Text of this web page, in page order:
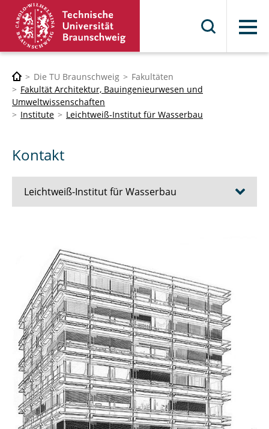
Menü
Die TU Braunschweig
Fakultäten
Fakultät Architektur, Bauingenieurwesen und
Umweltwissenschaften
Institute
Leichtweiß-Institut für Wasserbau
Kontakt
Leichtweiß-Institut für Wasserbau
Hydromechanik, Küsteningenieurwesen und
Seebau
Hydrologie und Flussgebietsmanagement
Abfall- und Ressourcenwirtschaft
Kontakt
Anfahrt
Geschichte